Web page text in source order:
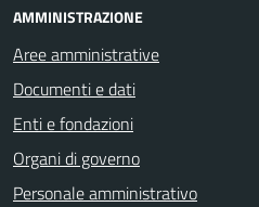
AMMINISTRAZIONE
Aree amministrative
Documenti e dati
Enti e fondazioni
Organi di governo
Personale amministrativo